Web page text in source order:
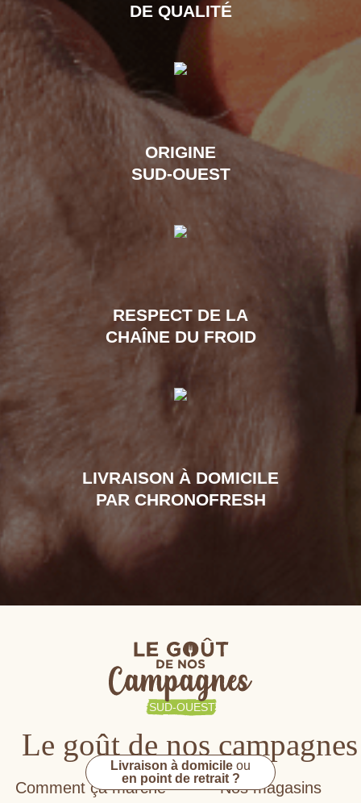
Livraison à domicile ou
en point de retrait ?
DE QUALITÉ
ORIGINE
SUD-OUEST
RESPECT DE LA
CHAÎNE DU FROID
LIVRAISON À DOMICILE
PAR CHRONOFRESH
Le goût de nos campagnes
Comment ça marche
Nos magasins